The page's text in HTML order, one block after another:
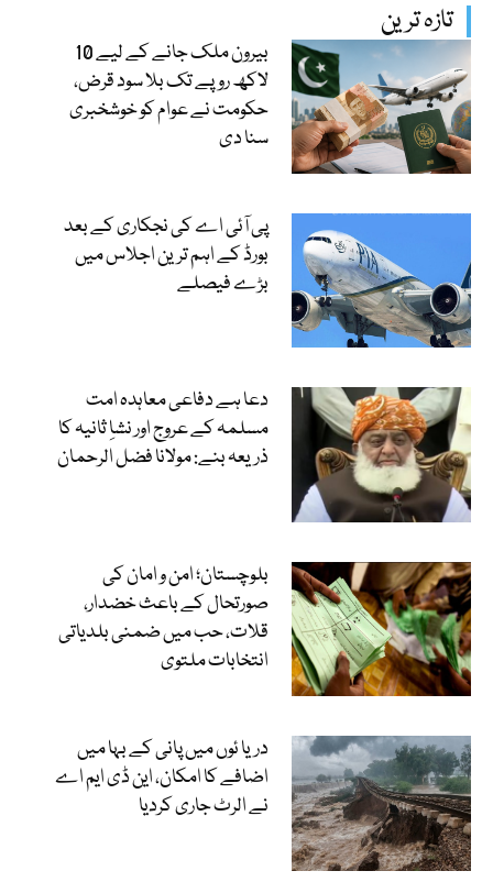
تازہ ترین
بیرون ملک جانے کے لیے 10
لاکھ روپے تک بلا سود قرض،
حکومت نے عوام کو خوشخبری
سنا دی
پی آئی اے کی نجکاری کے بعد
بورڈ کے اہم ترین اجلاس میں
بڑے فیصلے
دعا ہے دفاعی معاہدہ امت
مسلمہ کے عروج اور نشاِ ثانیہ کا
ذریعہ بنے: مولانا فضل الرحمان
بلوچستان؛ امن و امان کی
صورتحال کے باعث خضدار،
قلات، حب میں ضمنی بلدیاتی
انتخابات ملتوی
دریا ئوں میں پانی کے بہا میں
اضافے کا امکان، این ڈی ایم اے
نے الرٹ جاری کردیا